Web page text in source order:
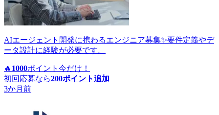
AIエージェント開発に携わるエンジニア募集✨要件定義やデ
ータ設計に経験が必要です。
🔥 1000ポイント 今だけ！
初回応募なら200ポイント追加
3か月前